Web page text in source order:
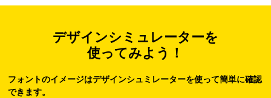
デザインシミュレーターを
使ってみよう！
フォントのイメージはデザインシュミレーターを使って簡単に確認
できます。